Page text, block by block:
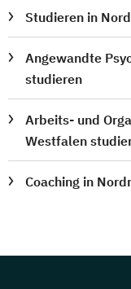
Studieren in
Angewandte
studieren
Arbeits- und
Westfalen
Coaching in